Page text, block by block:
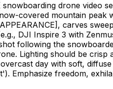
drone video
covered mountain peak
, carves
DJI Inspire 3 with
following the
Lighting should be
day with soft,
Emphasize freedom,